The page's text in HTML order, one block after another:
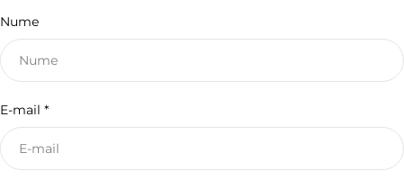
F
o
r
u
l
a
Nume
E-mail *